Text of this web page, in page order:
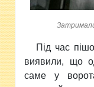
Під час
виявили, що
саме у